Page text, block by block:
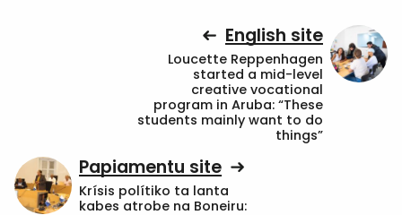
English site
Loucette Reppenhagen
started a mid-level
creative vocational
program in Aruba: “These
students mainly want to do
things”
Papiamentu site
Krísis polítiko ta lanta
kabes atrobe na Boneiru: